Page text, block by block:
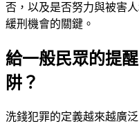
否，以及是否努力與被害
緩刑機會的關鍵。
給一般民眾的提
阱？
洗錢犯罪的定義越來越廣